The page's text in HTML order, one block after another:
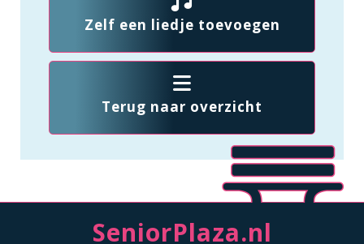
Zelf een liedje toevoegen
Terug naar overzicht
SeniorPlaza.nl